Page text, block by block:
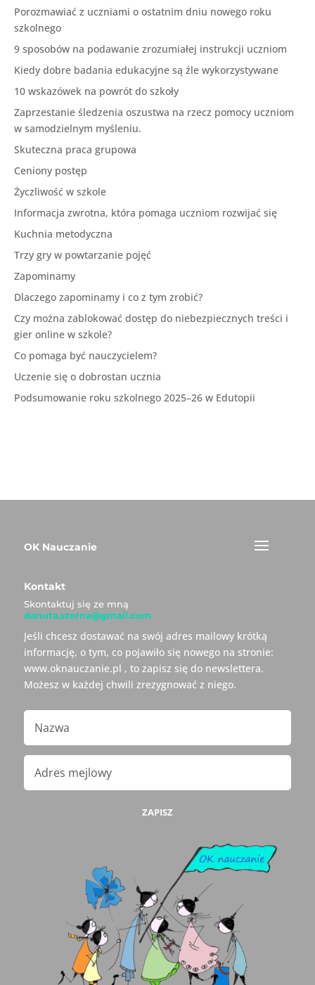
Porozmawiać z uczniami o ostatnim dniu nowego roku
szkolnego
9 sposobów na podawanie zrozumiałej instrukcji uczniom
Kiedy dobre badania edukacyjne są źle wykorzystywane
10 wskazówek na powrót do szkoły
Zaprzestanie śledzenia oszustwa na rzecz pomocy uczniom
w samodzielnym myśleniu.
Skuteczna praca grupowa
Ceniony postęp
Życzliwość w szkole
Informacja zwrotna, która pomaga uczniom rozwijać się
Kuchnia metodyczna
Trzy gry w powtarzanie pojęć
Zapominamy
Dlaczego zapominamy i co z tym zrobić?
Czy można zablokować dostęp do niebezpiecznych treści i
gier online w szkole?
Co pomaga być nauczycielem?
Uczenie się o dobrostan ucznia
Podsumowanie roku szkolnego 2025–26 w Edutopii
OK Nauczanie
Kontakt
Skontaktuj się ze mną
danuta.sterna@gmail.com
Jeśli chcesz dostawać na swój adres mailowy krótką
informację, o tym, co pojawiło się nowego na stronie:
www.oknauczanie.pl , to zapisz się do newslettera.
Możesz w każdej chwili zrezygnować z niego.
ZAPISZ